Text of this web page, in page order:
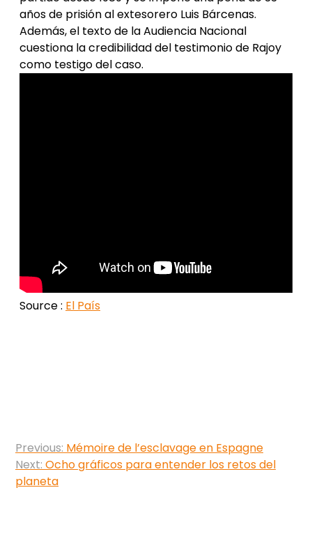
años de prisión al extesorero Luis Bárcenas.
Además, el texto de la Audiencia Nacional
cuestiona la credibilidad del testimonio de Rajoy
como testigo del caso.
Source : El País
Navigation
de
l’article
Previous: Mémoire de l’esclavage en Espagne
Next: Ocho gráficos para entender los retos del
planeta